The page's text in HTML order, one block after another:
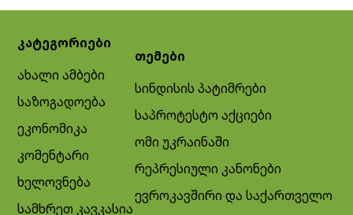
კატეგორიები
ახალი ამბები
საზოგადოება
ეკონომიკა
კომენტარი
ხელოვნება
სამხრეთ კავკასია
თემები
სინდისის პატიმრები
საპროტესტო აქციები
ომი უკრაინაში
რეპრესიული კანონები
ევროკავშირი და საქართველო